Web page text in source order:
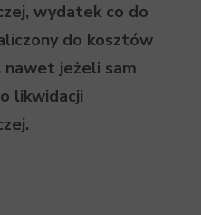
wydatek co do
do kosztów
nawet jeżeli sam
likwidacji